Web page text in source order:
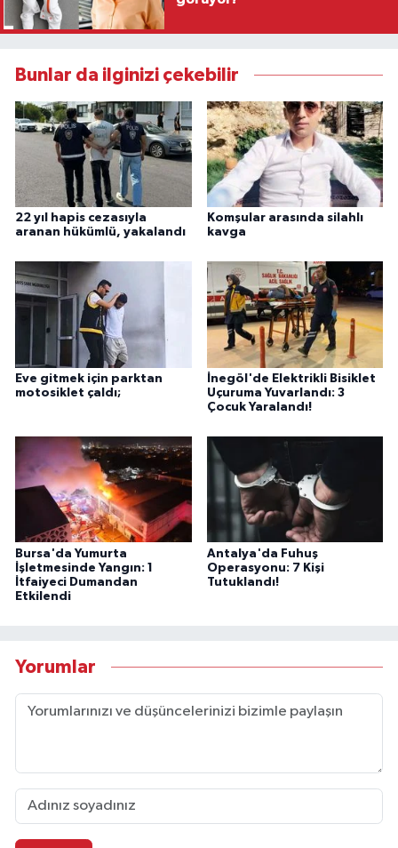
Bunlar da ilginizi çekebilir
22 yıl hapis cezasıyla
aranan hükümlü, yakalandı
Komşular arasında silahlı
kavga
Eve gitmek için parktan
motosiklet çaldı;
İnegöl'de Elektrikli Bisiklet
Uçuruma Yuvarlandı: 3
Çocuk Yaralandı!
Bursa'da Yumurta
İşletmesinde Yangın: 1
İtfaiyeci Dumandan
Etkilendi
Antalya'da Fuhuş
Operasyonu: 7 Kişi
Tutuklandı!
Yorumlar